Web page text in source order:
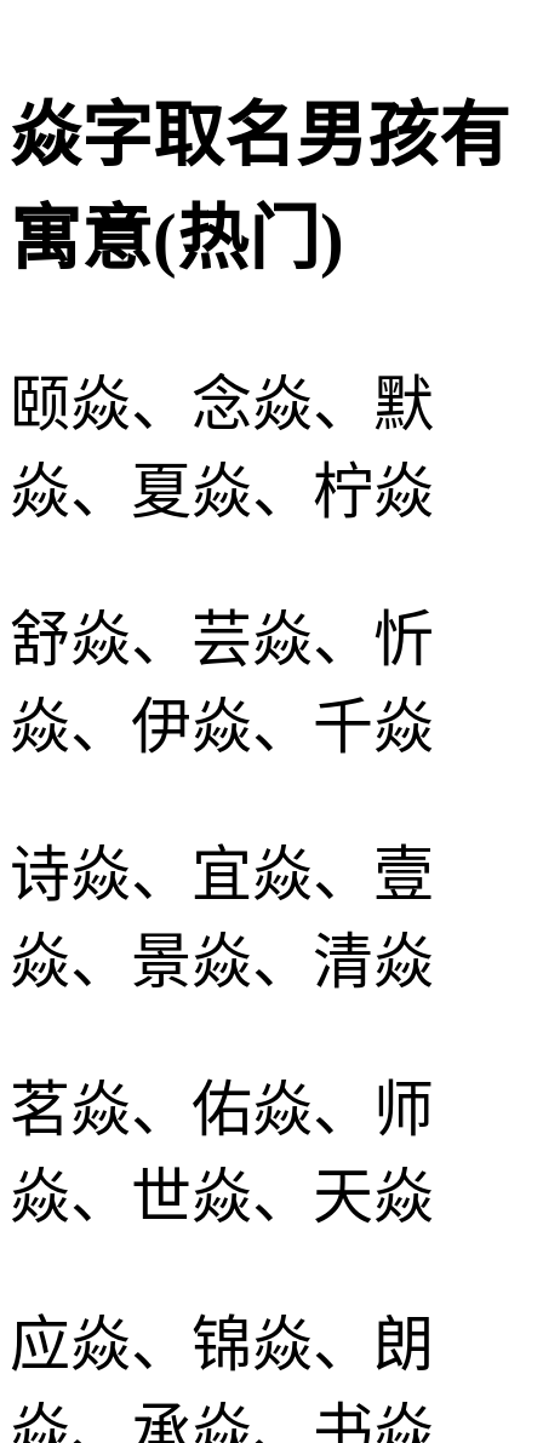
焱字取名男孩有
寓意(热门)
颐焱、念焱、默
焱、夏焱、柠焱
舒焱、芸焱、忻
焱、伊焱、千焱
诗焱、宜焱、壹
焱、景焱、清焱
茗焱、佑焱、师
焱、世焱、天焱
应焱、锦焱、朗